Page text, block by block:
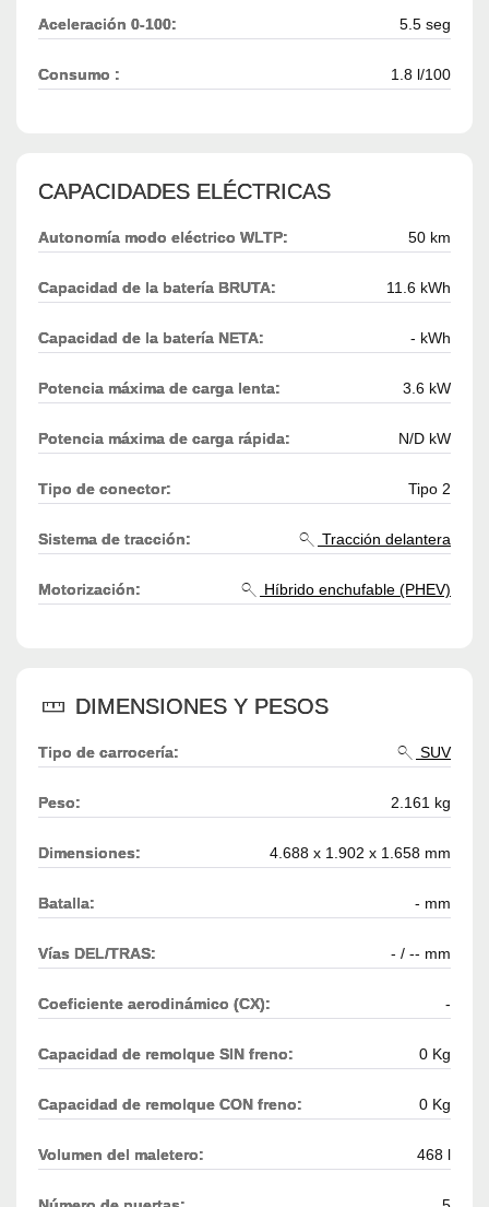
Aceleración 0-100: 5.5 seg
Consumo : 1.8 l/100
CAPACIDADES ELÉCTRICAS
Autonomía modo eléctrico WLTP: 50 km
Capacidad de la batería BRUTA: 11.6 kWh
Capacidad de la batería NETA: - kWh
Potencia máxima de carga lenta: 3.6 kW
Potencia máxima de carga rápida: N/D kW
Tipo de conector: Tipo 2
Sistema de tracción: Tracción delantera
Motorización: Híbrido enchufable (PHEV)
DIMENSIONES Y PESOS
Tipo de carrocería: SUV
Peso: 2.161 kg
Dimensiones: 4.688 x 1.902 x 1.658 mm
Batalla: - mm
Vías DEL/TRAS: - / -- mm
Coeficiente aerodinámico (CX): -
Capacidad de remolque SIN freno: 0 Kg
Capacidad de remolque CON freno: 0 Kg
Volumen del maletero: 468 l